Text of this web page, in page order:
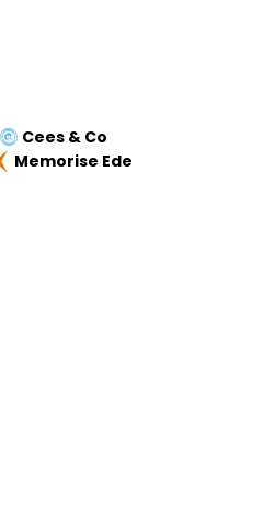
Cees & Co
Memorise Ede